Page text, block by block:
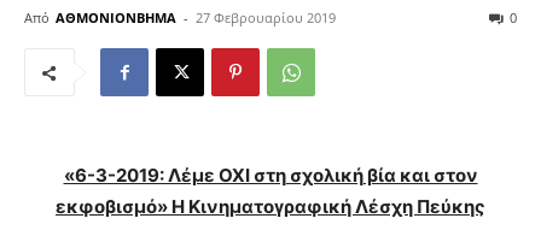
Από ΑΘΜΟΝΙΟΝΒΗΜΑ - 27 Φεβρουαρίου 2019 0
«6-3-2019: Λέμε ΟΧΙ στη σχολική βία και στον
εκφοβισμό» Η Κινηματογραφική Λέσχη Πεύκης